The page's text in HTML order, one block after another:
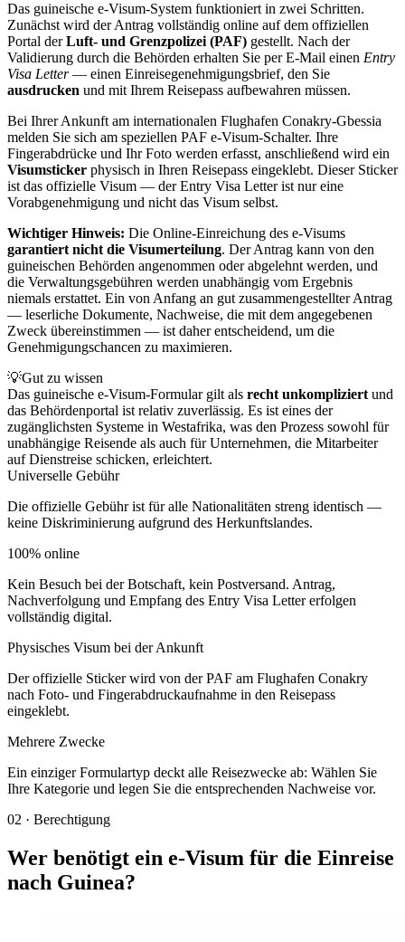
Das guineische e-Visum-System funktioniert in zwei Schritten.
Zunächst wird der Antrag vollständig online auf dem offiziellen
Portal derLuft- und Grenzpolizei (PAF) gestellt. Nach der
Validierung durch die Behörden erhalten Sie per E-Mail einen Entry
Visa Letter— einen Einreisegenehmigungsbrief, den Sie
ausdrucken und mit Ihrem Reisepass aufbewahren müssen.
Bei Ihrer Ankunft am internationalen Flughafen Conakry-Gbessia
melden Sie sich am speziellen PAF e-Visum-Schalter. Ihre
Fingerabdrücke und Ihr Foto werden erfasst, anschließend wird ein
Visumsticker physisch in Ihren Reisepass eingeklebt. Dieser Sticker
ist das offizielle Visum — der Entry Visa Letter ist nur eine
Vorabgenehmigung und nicht das Visum selbst.
Wichtiger Hinweis: Die Online-Einreichung des e-Visums
garantiert nicht die Visumerteilung. Der Antrag kann von den
guineischen Behörden angenommen oder abgelehnt werden, und
die Verwaltungsgebühren werden unabhängig vom Ergebnis
niemals erstattet. Ein von Anfang an gut zusammengestellter Antrag
— leserliche Dokumente, Nachweise, die mit dem angegebenen
Zweck übereinstimmen — ist daher entscheidend, um die
Genehmigungschancen zu maximieren.
💡Gut zu wissen
Das guineische e-Visum-Formular gilt als recht unkompliziert und
das Behördenportal ist relativ zuverlässig. Es ist eines der
zugänglichsten Systeme in Westafrika, was den Prozess sowohl für
unabhängige Reisende als auch für Unternehmen, die Mitarbeiter
auf Dienstreise schicken, erleichtert.
Universelle Gebühr
Die offizielle Gebühr ist für alle Nationalitäten streng identisch —
keine Diskriminierung aufgrund des Herkunftslandes.
100% online
Kein Besuch bei der Botschaft, kein Postversand. Antrag,
Nachverfolgung und Empfang des Entry Visa Letter erfolgen
vollständig digital.
Physisches Visum bei der Ankunft
Der offizielle Sticker wird von der PAF am Flughafen Conakry
nach Foto- und Fingerabdruckaufnahme in den Reisepass
eingeklebt.
Mehrere Zwecke
Ein einziger Formulartyp deckt alle Reisezwecke ab: Wählen Sie
Ihre Kategorie und legen Sie die entsprechenden Nachweise vor.
02 · Berechtigung
Wer benötigt ein e-Visum für die Einreise
nach Guinea?